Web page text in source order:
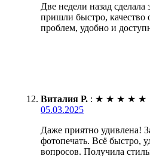
Две недели назад
пришли быстро, качество
проблем, удобно и
Виталия Р. : ★ ★ ★ ★ ★
05.03.2025
Даже приятно удивлена!
фотопечать. Всё быстро,
вопросов. Получила